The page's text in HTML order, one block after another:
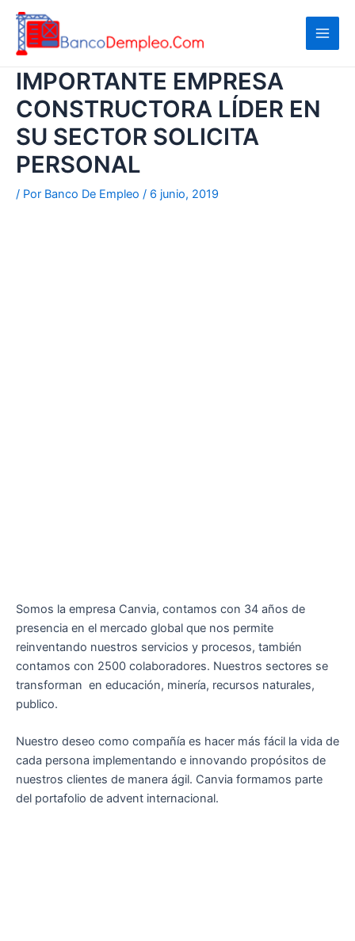
contenido
IMPORTANTE EMPRESA
CONSTRUCTORA LÍDER EN
SU SECTOR SOLICITA
PERSONAL
/ Por Banco De Empleo / 6 junio, 2019
Somos la empresa Canvia, contamos con 34 años de
presencia en el mercado global que nos permite
reinventando nuestros servicios y procesos, también
contamos con 2500 colaboradores. Nuestros sectores se
transforman en educación, minería, recursos naturales,
publico.
Nuestro deseo como compañía es hacer más fácil la vida de
cada persona implementando e innovando propósitos de
nuestros clientes de manera ágil. Canvia formamos parte
del portafolio de advent internacional.